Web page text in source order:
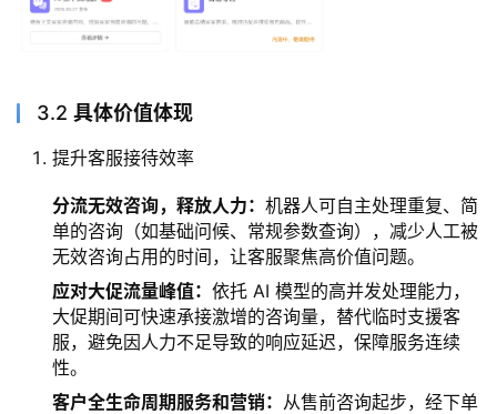
3.2 具体价值体现
提升客服接待效率
分流无效咨询，释放人力： 机器人可自主处理重复、简
单的咨询（如基础问候、常规参数查询），减少人工被
无效咨询占用的时间，让客服聚焦高价值问题。
应对大促流量峰值： 依托 AI 模型的高并发处理能力，
大促期间可快速承接激增的咨询量，替代临时支援客
服，避免因人力不足导致的响应延迟，保障服务连续
性。
客户全生命周期服务和营销： 从售前咨询起步，经下单